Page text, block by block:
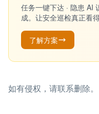
任务一键下达 · 隐患 AI
成。让安全巡检真正看
了解方案
如有侵权，请联系删除。